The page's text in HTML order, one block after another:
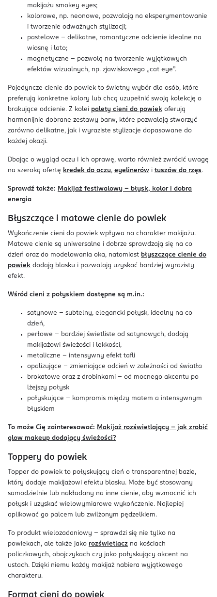
makijażu smokey eyes;
kolorowe, np. neonowe, pozwalają na eksperymentowanie
i tworzenie odważnych stylizacji;
pastelowe – delikatne, romantyczne odcienie idealne na
wiosnę i lato;
magnetyczne – pozwolą na tworzenie wyjątkowych
efektów wizualnych, np. zjawiskowego „cat eye”.
Pojedyncze cienie do powiek to świetny wybór dla osób, które
preferują konkretne kolory lub chcą uzupełnić swoją kolekcję o
brakujące odcienie. Z kolei palety cieni do powiek oferują
harmonijnie dobrane zestawy barw, które pozwalają stworzyć
zarówno delikatne, jak i wyraziste stylizacje dopasowane do
każdej okazji.
Dbając o wygląd oczu i ich oprawę, warto również zwrócić uwagę
na szeroką ofertę kredek do oczu, eyelinerów i tuszów do rzęs.
Sprawdź także: Makijaż festiwalowy – błysk, kolor i dobra
energia
Błyszczące i matowe cienie do powiek
Wykończenie cieni do powiek wpływa na charakter makijażu.
Matowe cienie są uniwersalne i dobrze sprawdzają się na co
dzień oraz do modelowania oka, natomiast błyszczące cienie do
powiek dodają blasku i pozwalają uzyskać bardziej wyrazisty
efekt.
Wśród cieni z połyskiem dostępne są m.in.:
satynowe – subtelny, elegancki połysk, idealny na co
dzień,
perłowe – bardziej świetliste od satynowych, dodają
makijażowi świeżości i lekkości,
metaliczne – intensywny efekt tafli
opalizujące – zmieniające odcień w zależności od światła
brokatowe oraz z drobinkami – od mocnego akcentu po
lżejszy połysk
połyskujące – kompromis między matem a intensywnym
błyskiem
To może Cię zainteresować: Makijaż rozświetlający - jak zrobić
glow makeup dodający świeżości?
Toppery do powiek
Topper do powiek to połyskujący cień o transparentnej bazie,
który dodaje makijażowi efektu blasku. Może być stosowany
samodzielnie lub nakładany na inne cienie, aby wzmocnić ich
połysk i uzyskać wielowymiarowe wykończenie. Najlepiej
aplikować go palcem lub zwilżonym pędzelkiem.
To produkt wielozadaniowy – sprawdzi się nie tylko na
powiekach, ale także jako rozświetlacz na kościach
policzkowych, obojczykach czy jako połyskujący akcent na
ustach. Dzięki niemu każdy makijaż nabiera wyjątkowego
charakteru.
Format cieni do powiek